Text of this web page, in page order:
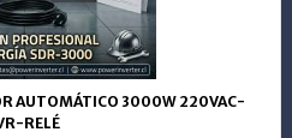
AUTOMÁTICO 3000W 220VAC-
RELÉ